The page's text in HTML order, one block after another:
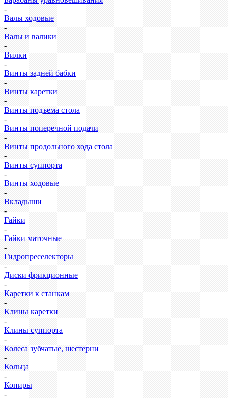
-
Валы ходовые
-
Валы и валики
-
Вилки
-
Винты задней бабки
-
Винты каретки
-
Винты подъема стола
-
Винты поперечной подачи
-
Винты продольного хода стола
-
Винты суппорта
-
Винты ходовые
-
Вкладыши
-
Гайки
-
Гайки маточные
-
Гидропреселекторы
-
Диски фрикционные
-
Каретки к станкам
-
Клины каретки
-
Клины суппорта
-
Колеса зубчатые, шестерни
-
Кольца
-
Копиры
-